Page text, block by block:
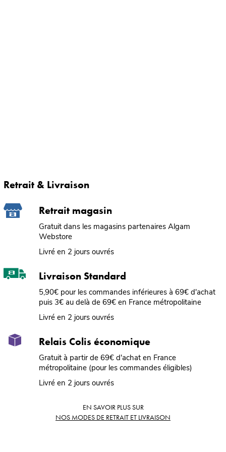
Retrait & Livraison
Retrait magasin
Gratuit dans les magasins partenaires Algam
Webstore
Livré en 2 jours ouvrés
Livraison Standard
5,90€ pour les commandes inférieures à 69€ d'achat
puis 3€ au delà de 69€ en France métropolitaine
Livré en 2 jours ouvrés
Relais Colis économique
Gratuit à partir de 69€ d'achat en France
métropolitaine (pour les commandes éligibles)
Livré en 2 jours ouvrés
EN SAVOIR PLUS SUR
NOS MODES DE RETRAIT ET LIVRAISON